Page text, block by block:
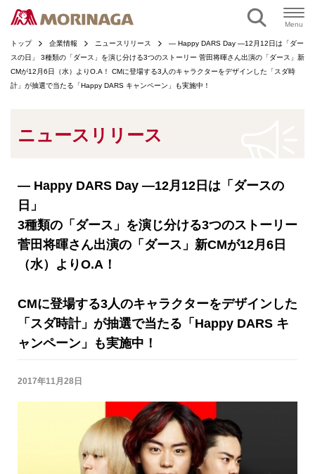
Menu
トップ 企業情報 ニュースリリース
― Happy DARS Day ―12月12日は「ダー
スの日」 3種類の「ダース」を演じ分ける3つのストーリー 菅田将暉さん出演の「ダース」新
CMが12月6日（水）よりO.A！ CMに登場する3人のキャラクターをデザインした「スダ時
計」が抽選で当たる「Happy DARS キャンペーン」も実施中！
ニュースリリース
― Happy DARS Day ―12月12日は「ダースの
日」
3種類の「ダース」を演じ分ける3つのストーリー
菅田将暉さん出演の「ダース」新CMが12月6日
（水）よりO.A！
CMに登場する3人のキャラクターをデザインした
「スダ時計」が抽選で当たる「Happy DARS キ
ャンペーン」も実施中！
2017年11月28日